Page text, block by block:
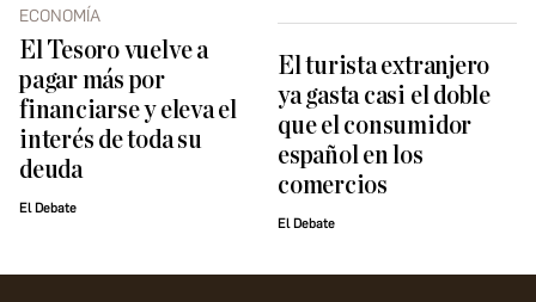
ECONOMÍA
El Tesoro vuelve a
pagar más por
financiarse y eleva el
interés de toda su
deuda
El Debate
El turista extranjero
ya gasta casi el doble
que el consumidor
español en los
comercios
El Debate